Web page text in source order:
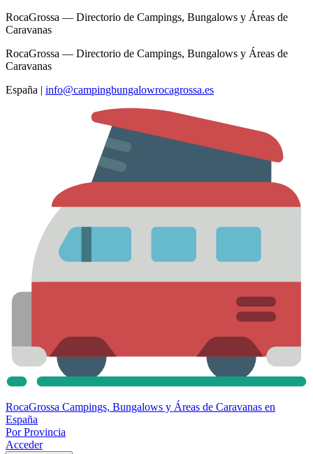
RocaGrossa — Directorio de Campings, Bungalows y Áreas de
Caravanas
RocaGrossa — Directorio de Campings, Bungalows y Áreas de
Caravanas
España | info@campingbungalowrocagrossa.es
RocaGrossa Campings, Bungalows y Áreas de Caravanas en
España
Por Provincia
Acceder